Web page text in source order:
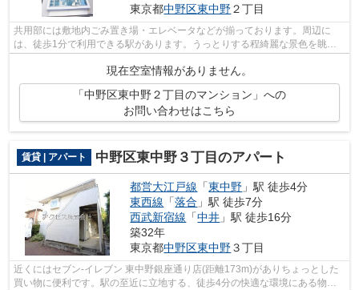
東京都中野区東中野２丁目
共用部には敷地内ごみ置き場・エレベータなどが揃っております。周辺に
は、徒歩1分で利用できる駅があります。うっとりする程綺麗な景色を眺め
現在空室情報がありません。
「中野区東中野２丁目のマンション」への
お問い合わせはこちら
賃貸 | アパート 中野区東中野３丁目のアパート
都営大江戸線 「東中野 」駅 徒歩4分
東西線 「落合 」駅 徒歩7分
西武新宿線 「中井 」駅 徒歩16分
築32年
東京都中野区東中野３丁目
近くにはセブン‐イレブン 東中野銀座通り店(距離173m)がありちょっとした
買い物に便利です。駅の至近に立地する、徒歩4分の快適な環境にある物件